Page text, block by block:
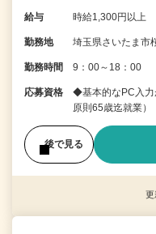
給与 時給1,300円以上
勤務地 埼玉県さいたま市
勤務時間 9：00～18：00
応募資格
◆基本的なPC入力
原則65歳迄就業）
後で見る